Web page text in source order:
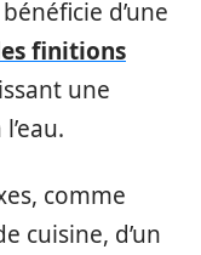
d’une
finitions
une
comme
cuisine, d’un